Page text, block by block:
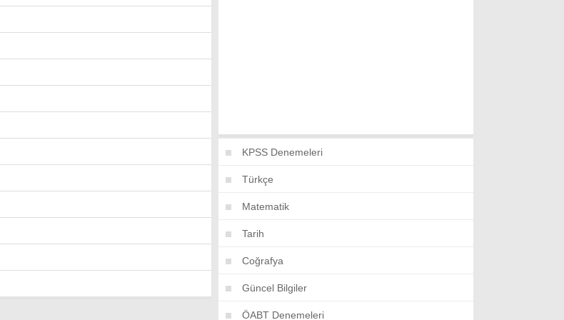
KPSS Denemeleri
Türkçe
Matematik
Tarih
Coğrafya
Güncel Bilgiler
ÖABT Denemeleri